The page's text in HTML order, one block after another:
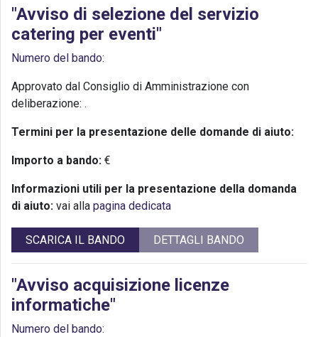
"Avviso di selezione del servizio
catering per eventi"
Numero del bando:
Approvato dal Consiglio di Amministrazione con
deliberazione: .
Termini per la presentazione delle domande di aiuto:
Importo a bando: €
Informazioni utili per la presentazione della domanda
di aiuto: vai alla pagina dedicata
SCARICA IL BANDO DETTAGLI BANDO
"Avviso acquisizione licenze
informatiche"
Numero del bando: